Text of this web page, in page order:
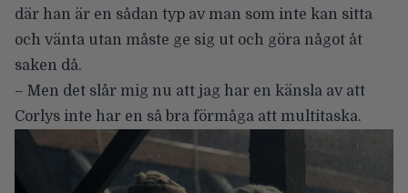
där han är en sådan typ av man som inte kan sitta
och vänta utan måste ge sig ut och göra något åt
saken då.
– Men det slår mig nu att jag har en känsla av att
Corlys inte har en så bra förmåga att multitaska.